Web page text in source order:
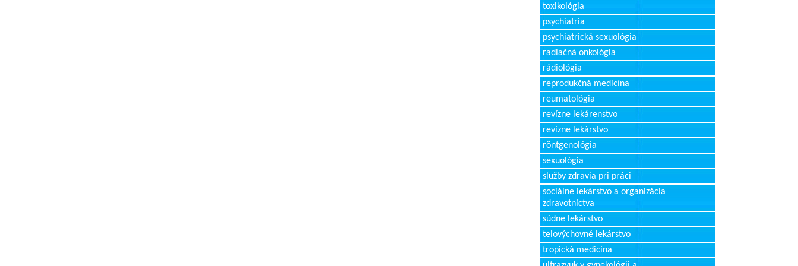
toxikológia
psychiatria
psychiatrická sexuológia
radiačná onkológia
rádiológia
reprodukčná medicína
reumatológia
revízne lekárenstvo
revízne lekárstvo
röntgenológia
sexuológia
služby zdravia pri práci
sociálne lekárstvo a organizácia
zdravotníctva
súdne lekárstvo
telovýchovné lekárstvo
tropická medicína